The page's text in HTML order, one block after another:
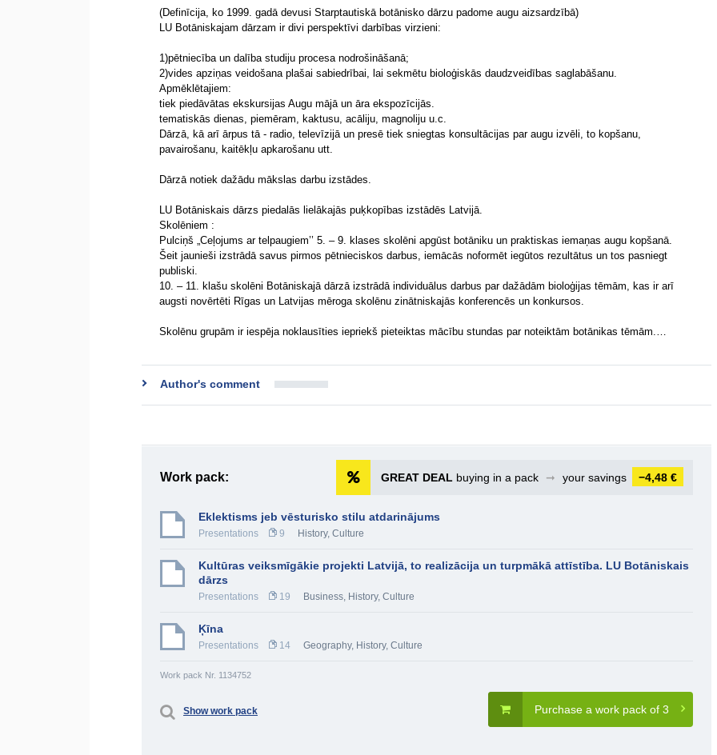
(Definīcija, ko 1999. gadā devusi Starptautiskā botānisko dārzu padome augu aizsardzībā)
LU Botāniskajam dārzam ir divi perspektīvi darbības virzieni:
1)pētniecība un dalība studiju procesa nodrošināšanā;
2)vides apziņas veidošana plašai sabiedrībai, lai sekmētu bioloģiskās daudzveidības saglabāšanu.
Apmēklētajiem:
tiek piedāvātas ekskursijas Augu mājā un āra ekspozīcijās.
tematiskās dienas, piemēram, kaktusu, acāliju, magnoliju u.c.
Dārzā, kā arī ārpus tā - radio, televīzijā un presē tiek sniegtas konsultācijas par augu izvēli, to kopšanu,
pavairošanu, kaitēkļu apkarošanu utt.
Dārzā notiek dažādu mākslas darbu izstādes.
LU Botāniskais dārzs piedalās lielākajās puķkopības izstādēs Latvijā.
Skolēniem :
Pulciņš „Ceļojums ar telpaugiem’’ 5. – 9. klases skolēni apgūst botāniku un praktiskas iemaņas augu kopšanā.
Šeit jaunieši izstrādā savus pirmos pētnieciskos darbus, iemācās noformēt iegūtos rezultātus un tos pasniegt
publiski.
10. – 11. klašu skolēni Botāniskajā dārzā izstrādā individuālus darbus par dažādām bioloģijas tēmām, kas ir arī
augsti novērtēti Rīgas un Latvijas mēroga skolēnu zinātniskajās konferencēs un konkursos.
Skolēnu grupām ir iespēja noklausīties iepriekš pieteiktas mācību stundas par noteiktām botānikas tēmām.…
Author's comment
Work pack: GREAT DEAL buying in a pack ➞ your savings −4,48 €
Eklektisms jeb vēsturisko stilu atdarinājums
Presentations 9 History, Culture
Kultūras veiksmīgākie projekti Latvijā, to realizācija un turpmākā attīstība. LU Botāniskais
dārzs
Presentations 19 Business, History, Culture
Ķīna
Presentations 14 Geography, History, Culture
Work pack Nr. 1134752
Purchase a work pack of 3
Show work pack